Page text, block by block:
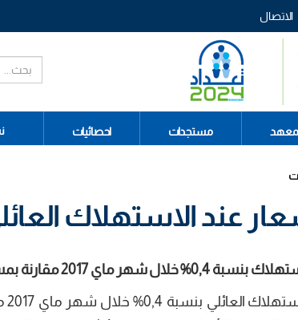
الاتصال
مستجدات احصائيات
عند الاستهلاك العائلي،
مقارنة بمستواه في شهر افريل 2017.